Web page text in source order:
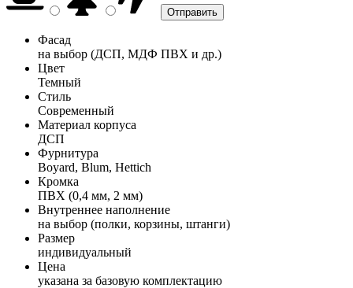
Фасад
на выбор (ДСП, МДФ ПВХ и др.)
Цвет
Темный
Стиль
Современный
Материал корпуса
ДСП
Фурнитура
Boyard, Blum, Hettich
Кромка
ПВХ (0,4 мм, 2 мм)
Внутреннее наполнение
на выбор (полки, корзины, штанги)
Размер
индивидуальный
Цена
указана за базовую комплектацию